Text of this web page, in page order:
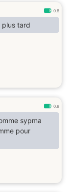
0.8
plus tard
0.8
sypma
pour